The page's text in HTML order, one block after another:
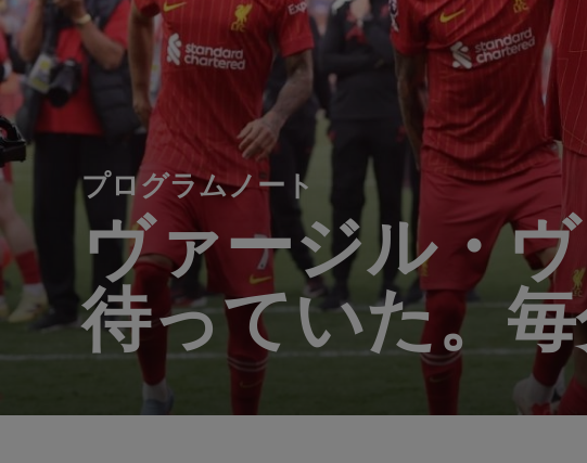
プログラムノート
ヴァージル・
待っていた。